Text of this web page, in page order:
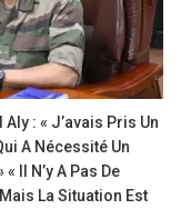
: « J’avais Pris Un
A Nécessité Un
Il N’y A Pas De
La Situation Est